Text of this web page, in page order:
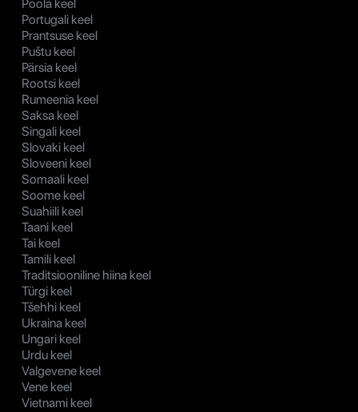
Poola keel
Portugali keel
Prantsuse keel
Puštu keel
Pärsia keel
Rootsi keel
Rumeenia keel
Saksa keel
Singali keel
Slovaki keel
Sloveeni keel
Somaali keel
Soome keel
Suahiili keel
Taani keel
Tai keel
Tamili keel
Traditsiooniline hiina keel
Türgi keel
Tšehhi keel
Ukraina keel
Ungari keel
Urdu keel
Valgevene keel
Vene keel
Vietnami keel